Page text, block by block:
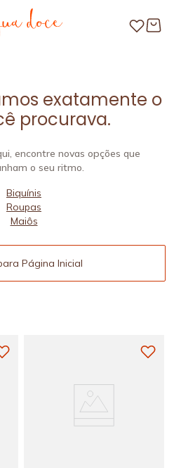
exatamente o
procurava.
encontre novas opções que
o seu ritmo.
Biquínis
Roupas
Maiôs
Página Inicial